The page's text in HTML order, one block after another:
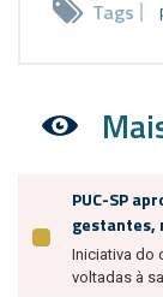
Tags
PUC-SP
gestantes,
Iniciativa do
voltadas à